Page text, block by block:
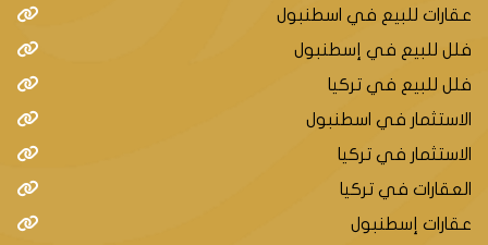
عقارات للبيع في اسطنبول
فلل للبيع في إسطنبول
فلل للبيع في تركيا
الاستثمار في اسطنبول
الاستثمار في تركيا
العقارات في تركيا
عقارات إسطنبول